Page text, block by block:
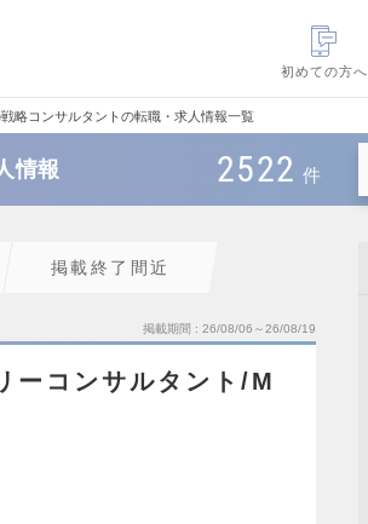
初めての方へ
略コンサルタントの転職・求人情報一覧
情報 2522 件
掲載終了間近
掲載期間 26/08/06～26/08/19
ーコンサルタント/M